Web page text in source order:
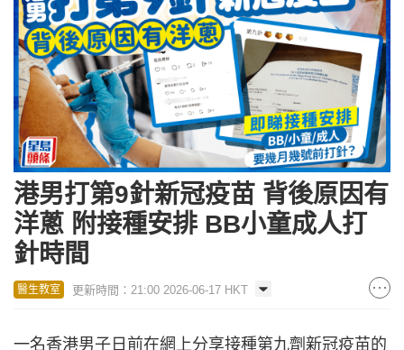
港男打第9針新冠疫苗 背後原因有
洋蔥 附接種安排 BB小童成人打
針時間
醫生教室 更新時間：21:00 2026-06-17 HKT
一名香港男子日前在網上分享接種第九劑新冠疫苗的